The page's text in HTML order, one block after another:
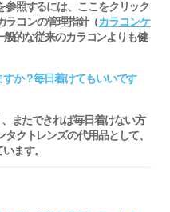
参照するには、ここをクリック
ラコンの管理指針（カラコンケ
的な従来のカラコンよりも健
か？毎日着けてもいいです
またできれば毎日着けない方
クトレンズの代用品として、
ます。